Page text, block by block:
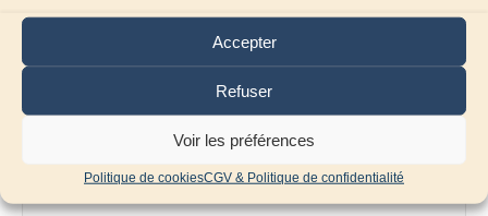
Accepter
Refuser
Voir les préférences
Politique de cookiesCGV & Politique de confidentialité
Commentaire